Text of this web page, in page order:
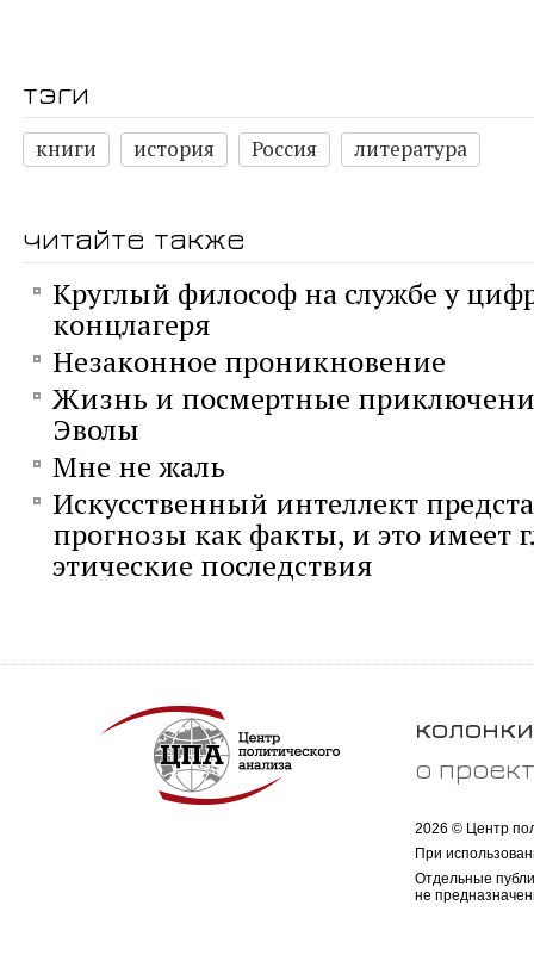
тэги
книги история Россия литература
читайте также
Круглый философ на службе у
концлагеря
Незаконное проникновение
Жизнь и посмертные
Эволы
Мне не жаль
Искусственный интеллект
прогнозы как факты, и это имеет
этические последствия
колонки
о
2026 © Центр
При
Отдельные
не